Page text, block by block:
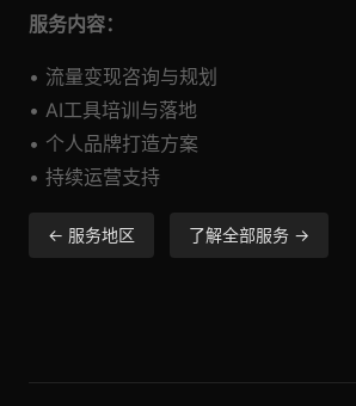
服务内容：
• 流量变现咨询与规划
• AI工具培训与落地
• 个人品牌打造方案
• 持续运营支持
← 服务地区 了解全部服务 →